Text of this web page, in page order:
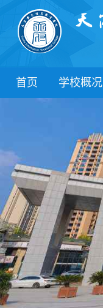
首页 学校概况
学院领导
办学理念
办学特色
校园风貌